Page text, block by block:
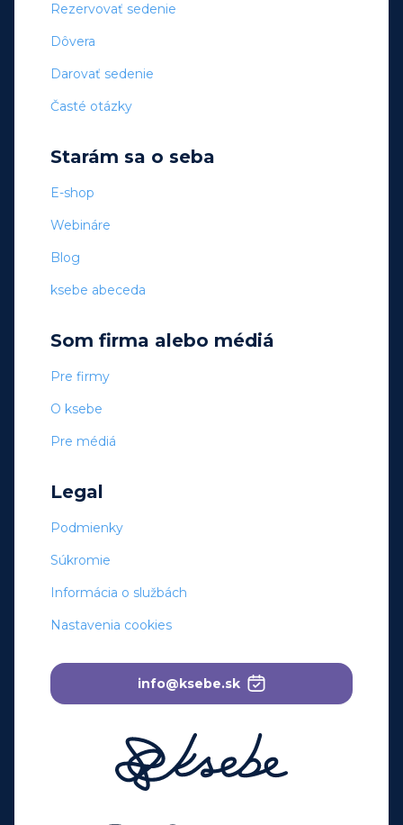
Rezervovať sedenie
Dôvera
Darovať sedenie
Časté otázky
Starám sa o seba
E-shop
Webináre
Blog
ksebe abeceda
Som firma alebo médiá
Pre firmy
O ksebe
Pre médiá
Legal
Podmienky
Súkromie
Informácia o službách
Nastavenia cookies
info@ksebe.sk